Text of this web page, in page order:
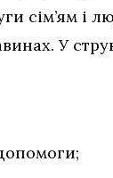
сім’ям і
У